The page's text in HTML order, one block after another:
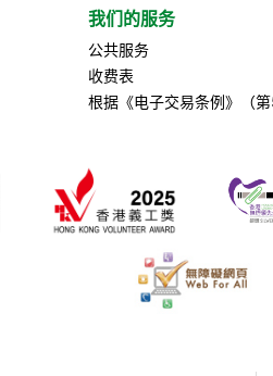
我们的服务
公共服务
收费表
根据《电子交易条例》（